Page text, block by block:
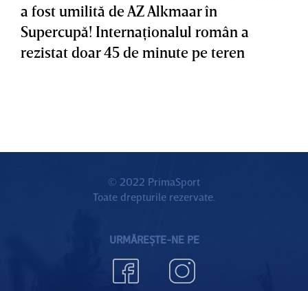
a fost umilită de AZ Alkmaar în
Supercupă! Internaţionalul român a
rezistat doar 45 de minute pe teren
© 2022 PrimaSport
Toate drepturile rezervate.
URMĂREȘTE-NE PE